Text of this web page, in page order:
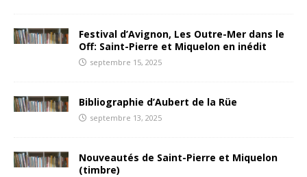
Festival d’Avignon, Les Outre-Mer dans le
Off: Saint-Pierre et Miquelon en inédit
septembre 15, 2025
Bibliographie d’Aubert de la Rüe
septembre 13, 2025
Nouveautés de Saint-Pierre et Miquelon
(timbre)